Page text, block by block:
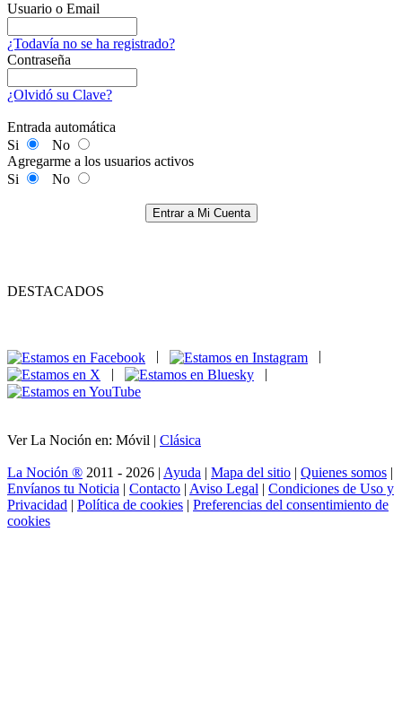
Usuario o Email
¿Todavía no se ha registrado?
Contraseña
¿Olvidó su Clave?
Entrada automática
Si
No
Agregarme a los usuarios activos
Si
No
Entrar a Mi Cuenta
DESTACADOS
|
|
Ver La Noción en: Móvil | Clásica
La Noción ® 2011 - 2026 | Ayuda | Mapa del sitio | Quienes somos |
Envíanos tu Noticia | Contacto | Aviso Legal | Condiciones de Uso y
Privacidad | Política de cookies | Preferencias del consentimiento de
cookies